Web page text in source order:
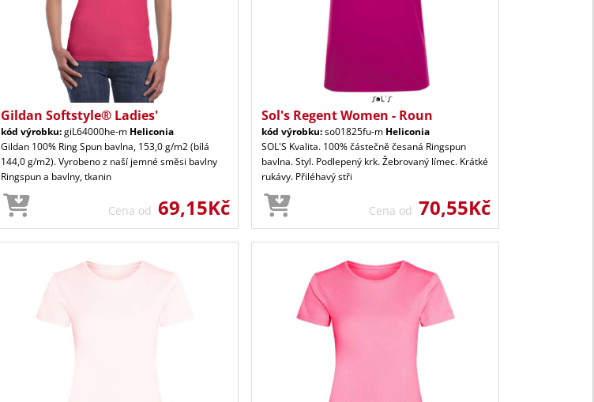
Gildan Softstyle® Ladies'
kód výrobku:giL64000he-m Heliconia
Gildan 100% Ring Spun bavlna, 153,0 g/m2 (bílá
144,0 g/m2). Vyrobeno z naší jemné směsi bavlny
Ringspun a bavlny, tkanin
Cena od 69,15Kč
Sol's Regent Women - Roun
kód výrobku:so01825fu-m Heliconia
SOL'S Kvalita. 100% částečně česaná Ringspun
bavlna. Styl. Podlepený krk. Žebrovaný límec. Krátké
rukávy. Přiléhavý stři
Cena od 70,55Kč